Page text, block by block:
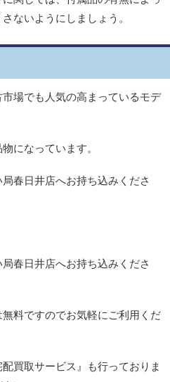
ないようにしましょう。
場でも人気の高まっているモデ
になっています。
春日井店へお持ち込みくださ
春日井店へお持ち込みくださ
料ですのでお気軽にご利用くだ
買取サービス』も行っておりま